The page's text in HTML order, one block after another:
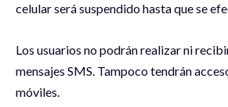
celular será suspendido hasta que se
Los usuarios no podrán realizar ni
mensajes SMS. Tampoco tendrán
móviles.